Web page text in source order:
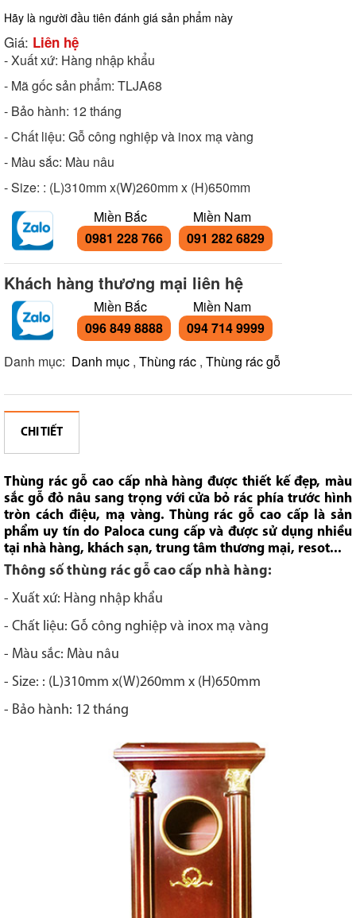
Hãy là người đầu tiên đánh giá sản phẩm này
Giá: Liên hệ
- Xuất xứ: Hàng nhập khẩu
- Mã gốc sản phẩm: TLJA68
- Bảo hành: 12 tháng
- Chất liệu: Gỗ công nghiệp và inox mạ vàng
- Màu sắc: Màu nâu
- Size: : (L)310mm x(W)260mm x (H)650mm
Miền Bắc
0981 228 766
Miền Nam
091 282 6829
Khách hàng thương mại liên hệ
Miền Bắc
096 849 8888
Miền Nam
094 714 9999
Danh mục: Danh mục , Thùng rác , Thùng rác gỗ
CHI TIẾT
Thùng rác gỗ cao cấp nhà hàng được thiết kế đẹp, màu
sắc gỗ đỏ nâu sang trọng với cửa bỏ rác phía trước hình
tròn cách điệu, mạ vàng. Thùng rác gỗ cao cấp là sản
phẩm uy tín do Paloca cung cấp và được sử dụng nhiều
tại nhà hàng, khách sạn, trung tâm thương mại, resot...
Thông số thùng rác gỗ cao cấp nhà hàng:
- Xuất xứ: Hàng nhập khẩu
- Chất liệu: Gỗ công nghiệp và inox mạ vàng
- Màu sắc: Màu nâu
- Size: : (L)310mm x(W)260mm x (H)650mm
- Bảo hành: 12 tháng